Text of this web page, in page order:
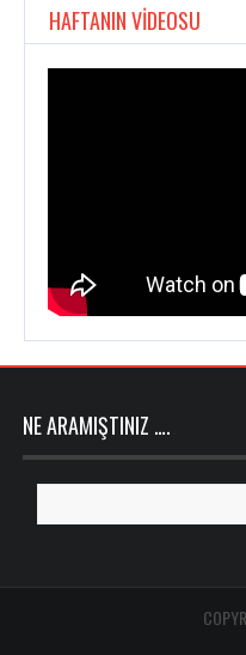
HAFTANIN VİDEOSU
NE ARAMIŞTINIZ ….
for: